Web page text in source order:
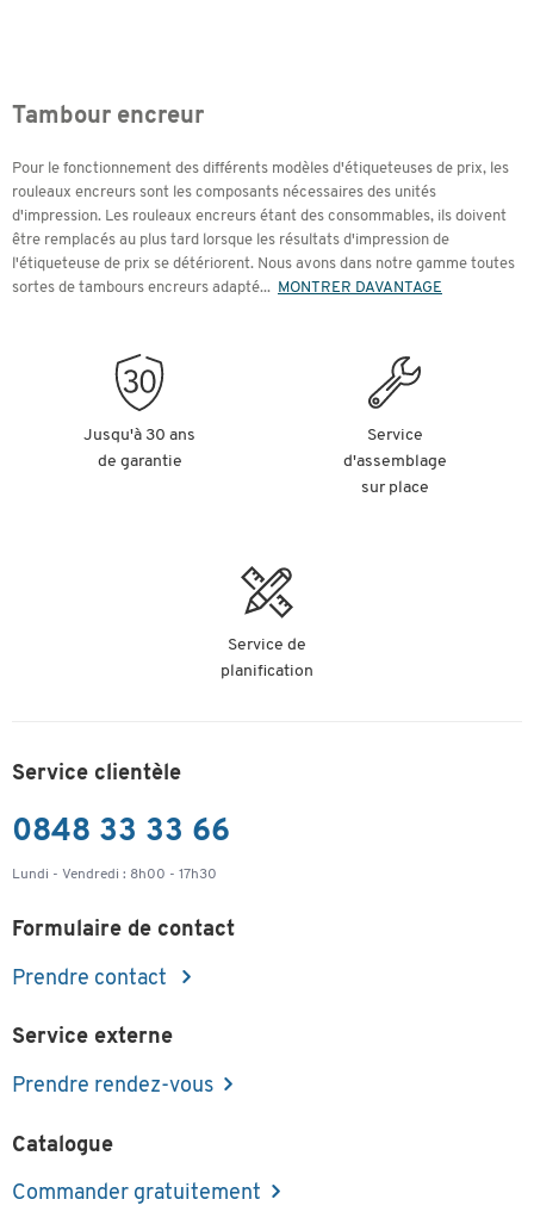
Tambour encreur
Pour le fonctionnement des différents modèles d'étiqueteuses de prix, les
rouleaux encreurs sont les composants nécessaires des unités
d'impression. Les rouleaux encreurs étant des consommables, ils doivent
être remplacés au plus tard lorsque les résultats d'impression de
l'étiqueteuse de prix se détériorent. Nous avons dans notre gamme toutes
sortes de tambours encreurs adapté... MONTRER DAVANTAGE
Jusqu'à 30 ans
de garantie
Service
d'assemblage
sur place
Service de
planification
Service clientèle
0848 33 33 66
Lundi - Vendredi : 8h00 - 17h30
Formulaire de contact
Prendre contact
Service externe
Prendre rendez-vous
Catalogue
Commander gratuitement